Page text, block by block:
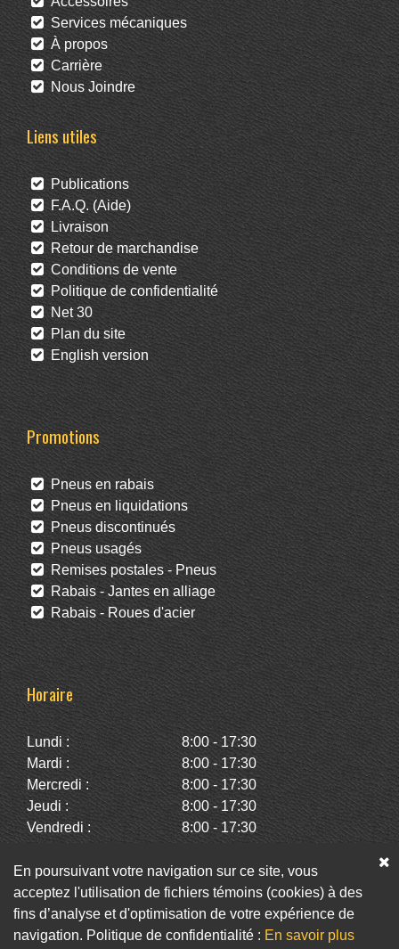
Services mécaniques
À propos
Carrière
Nous Joindre
Liens utiles
Publications
F.A.Q. (Aide)
Livraison
Retour de marchandise
Conditions de vente
Politique de confidentialité
Net 30
Plan du site
English version
Promotions
Pneus en rabais
Pneus en liquidations
Pneus discontinués
Pneus usagés
Remises postales - Pneus
Rabais - Jantes en alliage
Rabais - Roues d'acier
Horaire
Lundi :
8:00 - 17:30
Mardi :
8:00 - 17:30
Mercredi :
8:00 - 17:30
Jeudi :
8:00 - 17:30
Vendredi :
8:00 - 17:30
Dimanche :
Fermé
Facebook Twitter Infolettre
En poursuivant votre navigation sur ce site, vous
acceptez l'utilisation de fichiers témoins (cookies) à des
fins d’analyse et d'optimisation de votre expérience de
navigation. Politique de confidentialité : En savoir plus